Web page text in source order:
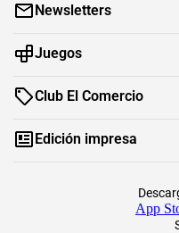
Newsletters
Juegos
Club El Comercio
Edición impresa
App